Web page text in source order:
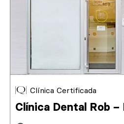
Clínica Certificada
Clínica Dental Rob –